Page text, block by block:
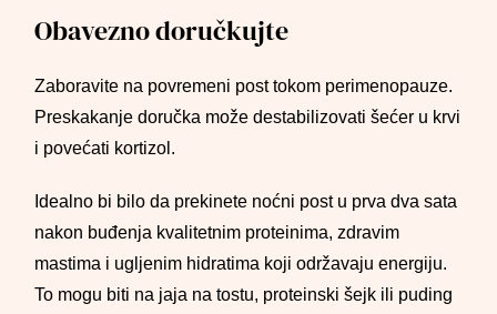
Obavezno doručkujte
Zaboravite na povremeni post tokom perimenopauze.
Preskakanje doručka može destabilizovati šećer u krvi
i povećati kortizol.
Idealno bi bilo da prekinete noćni post u prva dva sata
nakon buđenja kvalitetnim proteinima, zdravim
mastima i ugljenim hidratima koji održavaju energiju.
To mogu biti na jaja na tostu, proteinski šejk ili puding